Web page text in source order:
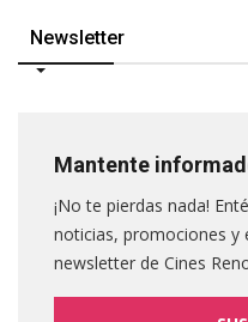
Newsletter
Mantente
¡No te pierdas nada!
noticias, promociones y
newsletter de Cines